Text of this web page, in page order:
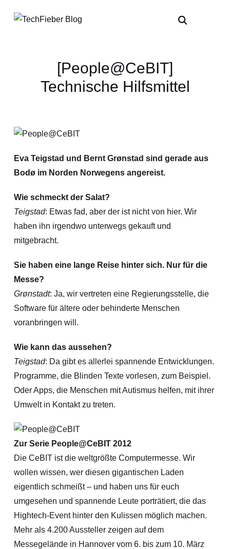
[People@CeBIT]
Technische Hilfsmittel
Eva Teigstad und Bernt Grønstad sind gerade aus
Bodø im Norden Norwegens angereist.
Wie schmeckt der Salat?
Teigstad: Etwas fad, aber der ist nicht von hier. Wir
haben ihn irgendwo unterwegs gekauft und
mitgebracht.
Sie haben eine lange Reise hinter sich. Nur für die
Messe?
Grønstadt: Ja, wir vertreten eine Regierungsstelle, die
Software für ältere oder behinderte Menschen
voranbringen will.
Wie kann das aussehen?
Teigstad: Da gibt es allerlei spannende Entwicklungen.
Programme, die Blinden Texte vorlesen, zum Beispiel.
Oder Apps, die Menschen mit Autismus helfen, mit ihrer
Umwelt in Kontakt zu treten.
Zur Serie People@CeBIT 2012
Die CeBIT ist die weltgrößte Computermesse. Wir
wollen wissen, wer diesen gigantischen Laden
eigentlich schmeißt – und haben uns für euch
umgesehen und spannende Leute porträtiert, die das
Hightech-Event hinter den Kulissen möglich machen.
Mehr als 4.200 Aussteller zeigen auf dem
Messegelände in Hannover vom 6. bis zum 10. März